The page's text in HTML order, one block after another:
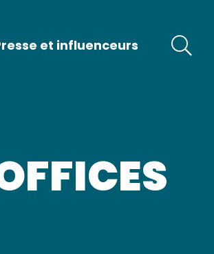
et influenceurs